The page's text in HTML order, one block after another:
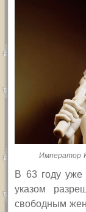
Император
В 63 году
указом
свободным